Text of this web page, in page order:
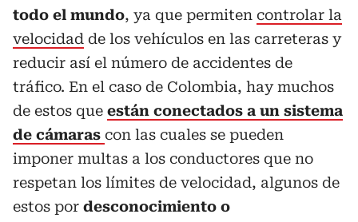
todo el mundo, ya que permiten controlar la
velocidad de los vehículos en las carreteras y
reducir así el número de accidentes de
tráfico. En el caso de Colombia, hay muchos
de estos que están conectados a un sistema
de cámaras con las cuales se pueden
imponer multas a los conductores que no
respetan los límites de velocidad, algunos de
estos por desconocimiento o